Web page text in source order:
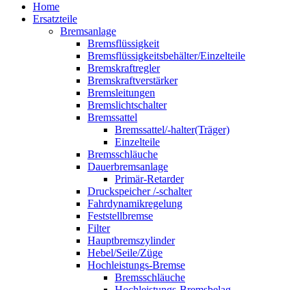
Home
Ersatzteile
Bremsanlage
Bremsflüssigkeit
Bremsflüssigkeitsbehälter/Einzelteile
Bremskraftregler
Bremskraftverstärker
Bremsleitungen
Bremslichtschalter
Bremssattel
Bremssattel/-halter(Träger)
Einzelteile
Bremsschläuche
Dauerbremsanlage
Primär-Retarder
Druckspeicher /-schalter
Fahrdynamikregelung
Feststellbremse
Filter
Hauptbremszylinder
Hebel/Seile/Züge
Hochleistungs-Bremse
Bremsschläuche